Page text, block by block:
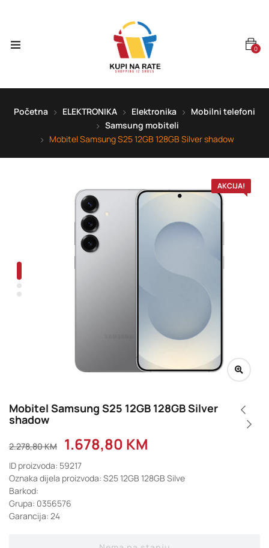
0
Početna ELEKTRONIKA Elektronika
Mobilni telefoni
Samsung mobiteli
Mobitel Samsung S25 12GB 128GB Silver shadow
AKCIJA!
Mobitel Samsung S25 12GB 128GB Silver
shadow
2.278,80KM 1.678,80 KM
ID proizvoda: 59217
Oznaka dijela proizvoda: S25 12GB 128GB Silve
Barkod:
Grupa: 0356576
Garancija: 24